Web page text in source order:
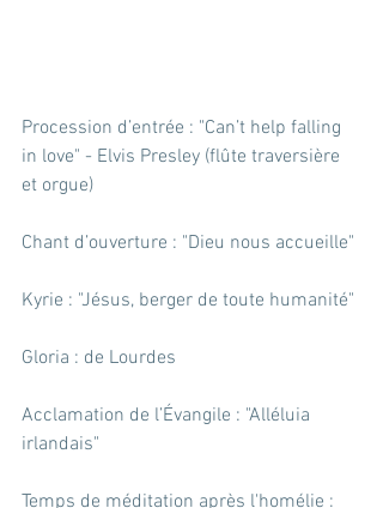
Procession d’entrée : "Can’t help falling
in love" - Elvis Presley (flûte traversière
et orgue)
Chant d’ouverture : "Dieu nous accueille"
Kyrie : "Jésus, berger de toute humanité"
Gloria : de Lourdes
Acclamation de l’Évangile : "Alléluia
irlandais"
Temps de méditation après l'homélie :